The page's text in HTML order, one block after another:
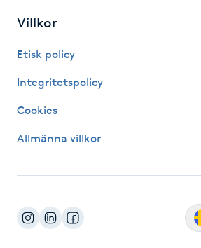
Japansk massage
K18
Keratinbehandling
Villkor
Etisk policy
Integritetspolicy
Cookies
Allmänna villkor